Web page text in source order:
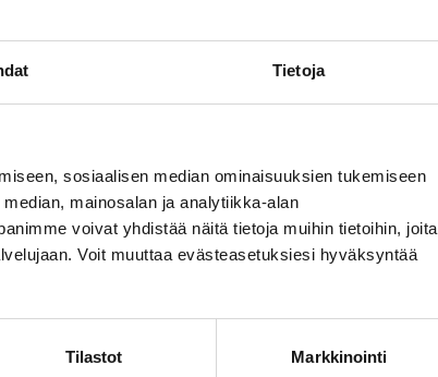
Tietoja
sosiaalisen median ominaisuuksien tukemiseen
mainosalan ja analytiikka-alan
voivat yhdistää näitä tietoja muihin tietoihin, joita
Voit muuttaa evästeasetuksiesi hyväksyntää
Tilastot Markkinointi
kiinnostumaan asiasta. Muistuta
vieraillessa koululla. Opettaja on vastuussa
aikana sekä kirjastonhoitajan
etukäteen.
päätteeksi tai myöhemmin